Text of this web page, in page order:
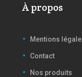
À propos
Mentions
Contact
Nos produits